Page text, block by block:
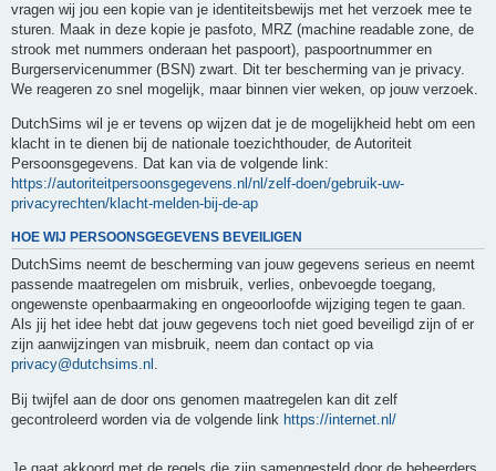
vragen wij jou een kopie van je identiteitsbewijs met het verzoek mee te
sturen. Maak in deze kopie je pasfoto, MRZ (machine readable zone, de
strook met nummers onderaan het paspoort), paspoortnummer en
Burgerservicenummer (BSN) zwart. Dit ter bescherming van je privacy.
We reageren zo snel mogelijk, maar binnen vier weken, op jouw verzoek.
DutchSims wil je er tevens op wijzen dat je de mogelijkheid hebt om een
klacht in te dienen bij de nationale toezichthouder, de Autoriteit
Persoonsgegevens. Dat kan via de volgende link:
https://autoriteitpersoonsgegevens.nl/nl/zelf-doen/gebruik-uw-
privacyrechten/klacht-melden-bij-de-ap
HOE WIJ PERSOONSGEGEVENS BEVEILIGEN
DutchSims neemt de bescherming van jouw gegevens serieus en neemt
passende maatregelen om misbruik, verlies, onbevoegde toegang,
ongewenste openbaarmaking en ongeoorloofde wijziging tegen te gaan.
Als jij het idee hebt dat jouw gegevens toch niet goed beveiligd zijn of er
zijn aanwijzingen van misbruik, neem dan contact op via
privacy@dutchsims.nl .
Bij twijfel aan de door ons genomen maatregelen kan dit zelf
gecontroleerd worden via de volgende link https://internet.nl/